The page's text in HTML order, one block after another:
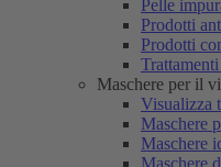
Pelle
Prodotti
Prodotti
Maschere per il
Visualizza
Maschere
Maschere
Maschere